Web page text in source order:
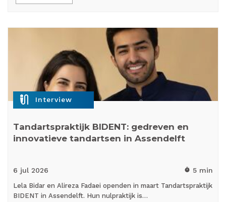
mic_external_on Interview
Tandartspraktijk BIDENT: gedreven en
innovatieve tandartsen in Assendelft
6 jul 2026 timer 5 min
Lela Bidar en Alireza Fadaei openden in maart Tandartspraktijk
BIDENT in Assendelft. Hun nulpraktijk is…